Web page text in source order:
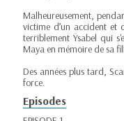
Malheureusement,
victime d’un accident et
terriblement Ysabel qui
Maya en mémoire de sa
Des années plus tard,
force.
Episodes